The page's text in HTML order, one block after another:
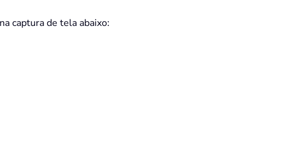
captura de tela abaixo: